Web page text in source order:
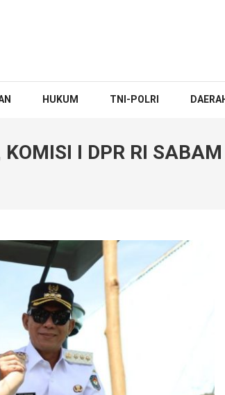
HUKUM TNI-POLRI
I DPR RI